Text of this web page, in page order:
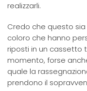
realizzarli.
Credo che questo
coloro che hanno
riposti in un cassetto
momento, forse
quale la
prendono il